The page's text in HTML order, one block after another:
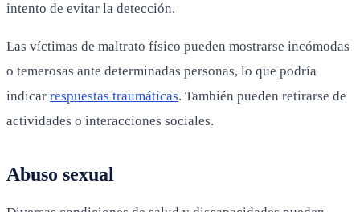
intento de evitar la detección.
Las víctimas de maltrato físico pueden mostrarse incómodas
o temerosas ante determinadas personas, lo que podría
indicar respuestas traumáticas. También pueden retirarse de
actividades o interacciones sociales.
Abuso sexual